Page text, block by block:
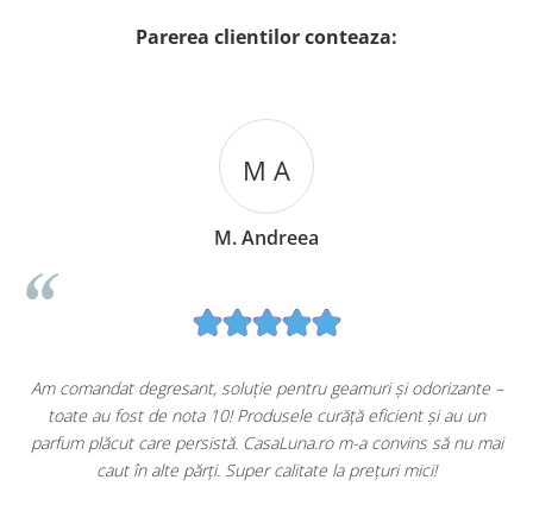
Parerea clientilor conteaza:
M A
M. Andreea
Am comandat degresant, soluție pentru geamuri și odorizante –
toate au fost de nota 10! Produsele curăță eficient și au un
parfum plăcut care persistă. CasaLuna.ro m-a convins să nu mai
caut în alte părți. Super calitate la prețuri mici!